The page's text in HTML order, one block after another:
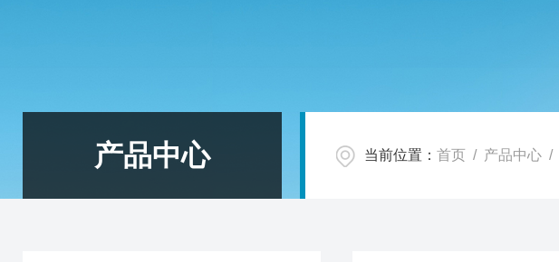
产品中心 当前位置： 首页 / 产品中心 /